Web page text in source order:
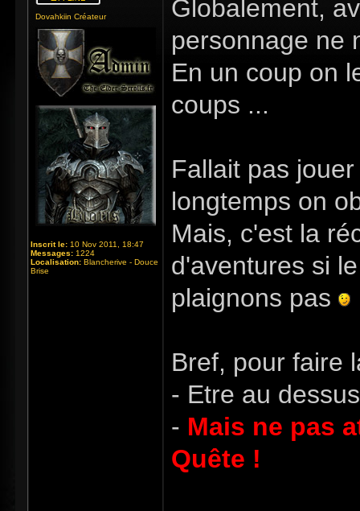
Dovahkiin Créateur
Inscrit le: 10 Nov 2011, 18:47
Messages: 1224
Localisation: Blancherive - Douce
Brise
Globalement,
personnage ne
En un coup on
coups ...
Fallait pas
longtemps on
Mais, c'est la
d'aventures si
plaignons pas
Bref, pour faire
- Etre au
- Mais ne pas
Quête !